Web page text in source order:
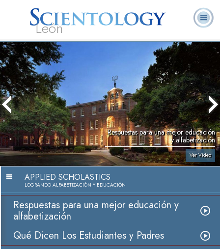
León
L. Ronald
Hubbard
¿Qué es
Scientology?
Preguntas
Frecuentes
Libros
Respuestas para una mejor educación
y alfabetización
Ver Video
APPLIED SCHOLASTICS
LOGRANDO ALFABETIZACIÓN Y EDUCACIÓN
Respuestas para una mejor educación y
alfabetización
Qué Dicen Los Estudiantes y Padres